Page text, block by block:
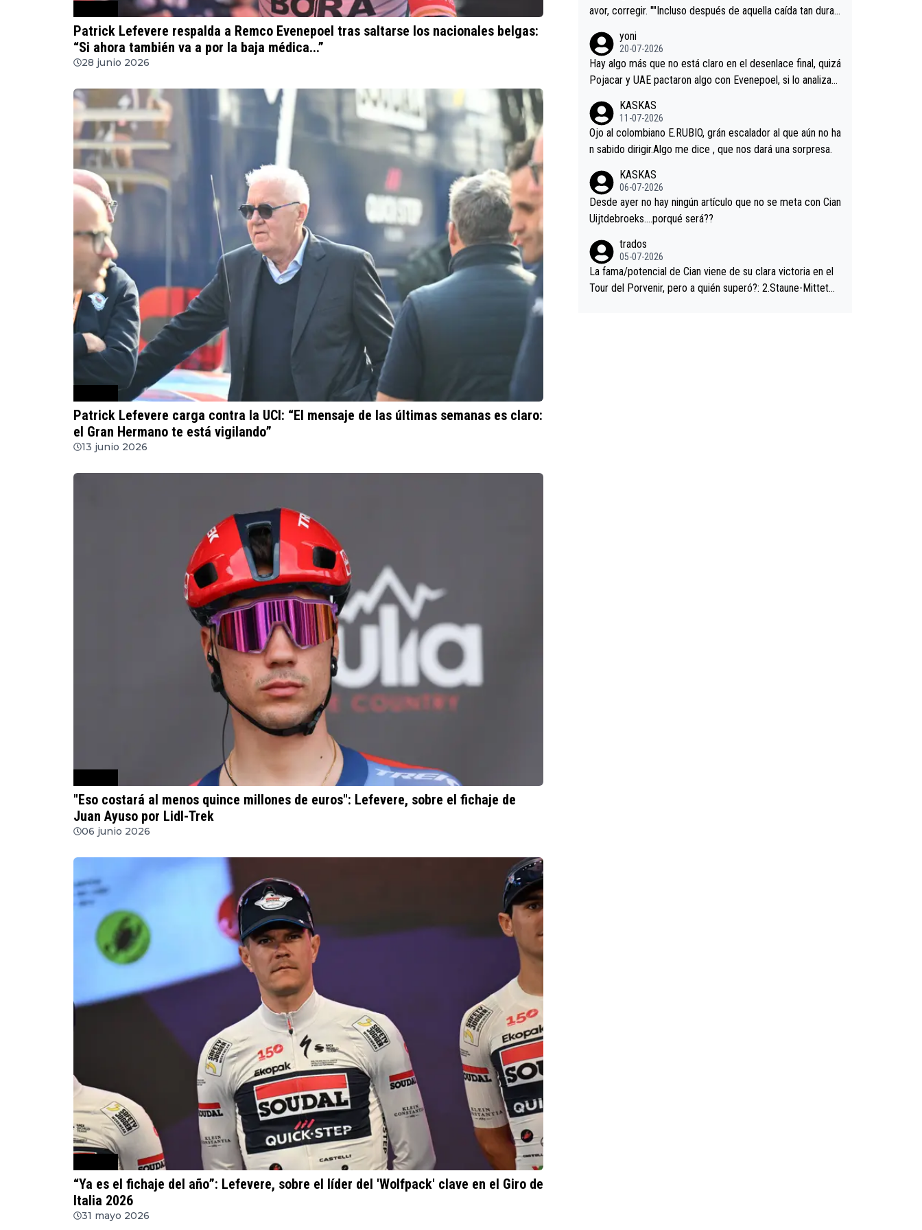
Patrick Lefevere respalda a Remco Evenepoel tras saltarse los nacionales belgas:
“Si ahora también va a por la baja médica...”
28 junio 2026
Patrick Lefevere carga contra la UCI: “El mensaje de las últimas semanas es claro:
el Gran Hermano te está vigilando”
13 junio 2026
"Eso costará al menos quince millones de euros": Lefevere, sobre el fichaje de
Juan Ayuso por Lidl-Trek
06 junio 2026
“Ya es el fichaje del año”: Lefevere, sobre el líder del 'Wolfpack' clave en el Giro de
Italia 2026
31 mayo 2026
avor, corregir. ""Incluso después de aquella caída tan dura,
Vingegaard permaneció pegado a su rueda. Parecía increí
ble la forma en la que era capaz de controlar el miedo", re
cordó."
yoni
20-07-2026
Hay algo más que no está claro en el desenlace final, quizá
Pojacar y UAE pactaron algo con Evenepoel, si lo analizam
s entra casi sin pedalear, luego está el saludo con Evenepo
el dándose la mano de una manera muy fraternal, más allá
de los típicos toques en el hombro con que saludaba a Vin
én mucho abarca poco aprieta, a ver si por querer poner a
Del Toro con calzador en posición de podio UAE y Pojacar
se van complicar el tour.
KASKAS
11-07-2026
Ojo al colombiano E.RUBIO, grán escalador al que aún no ha
n sabido dirigir.Algo me dice , que nos dará una sorpresa.
KASKAS
06-07-2026
Desde ayer no hay ningún artículo que no se meta con Cian
Uijtdebroeks….porqué será??
trados
05-07-2026
La fama/potencial de Cian viene de su clara victoria en el
Tour del Porvenir, pero a quién superó?: 2.Staune-Mittet